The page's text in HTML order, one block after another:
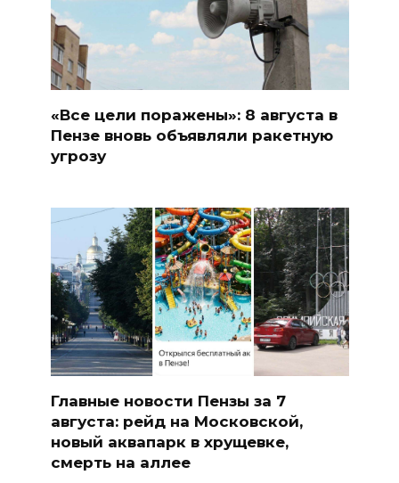
«Все цели поражены»: 8 августа в
Пензе вновь объявляли ракетную
угрозу
Главные новости Пензы за 7
августа: рейд на Московской,
новый аквапарк в хрущевке,
смерть на аллее